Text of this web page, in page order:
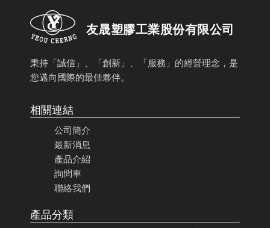
友晟塑膠工業股份有限公司
秉持「誠信」、「創新」、「服務」的經營理念，是
您邁向國際的最佳夥伴。
相關連結
公司簡介
最新消息
產品介紹
詢問車
聯絡我們
產品分類